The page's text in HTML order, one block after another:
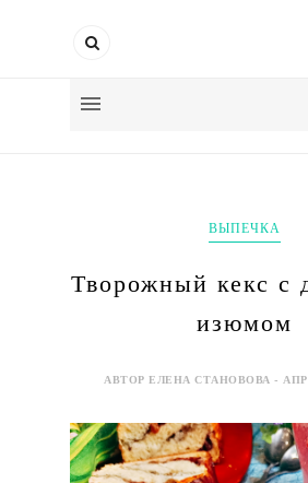
ВЫПЕЧКА
Творожный кекс с
изюмом
АВТОР ЕЛЕНА СТАНОВОВА -